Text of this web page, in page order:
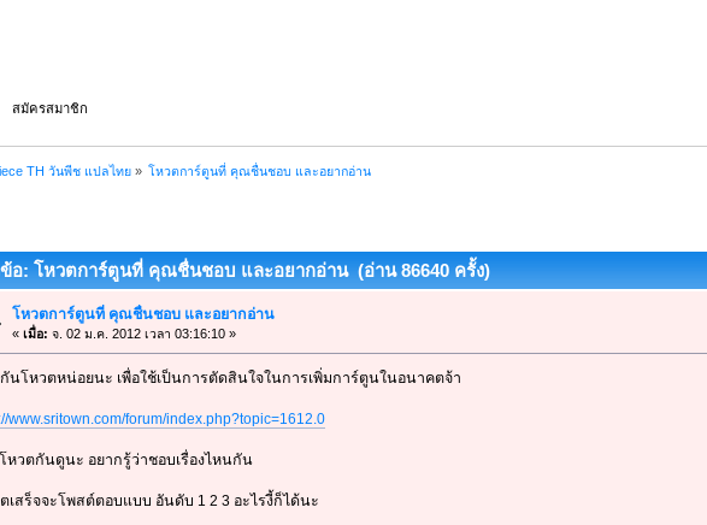
สมัครสมาชิก
TH วันพีช แปลไทย » โหวตการ์ตูนที่ คุณชื่นชอบ และอยากอ่าน
อ: โหวตการ์ตูนที่ คุณชื่นชอบ และอยากอ่าน (อ่าน 86640 ครั้ง)
โหวตการ์ตูนที่ คุณชื่นชอบ และอยากอ่าน
«เมื่อ: จ. 02 ม.ค. 2012 เวลา 03:16:10 »
นโหวตหน่อยนะ เพื่อใช้เป็นการตัดสินใจในการเพิ่มการ์ตูนในอนาคตจ้า
www.sritown.com/forum/index.php?topic=1612.0
หวตกันดูนะ อยากรู้ว่าชอบเรื่องไหนกัน
เสร็จจะโพสต์ตอบแบบ อันดับ 1 2 3 อะไรงี้ก็ได้นะ